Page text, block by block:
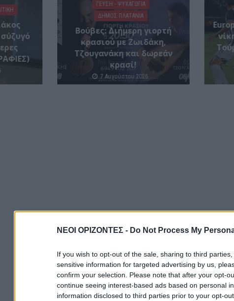
ΝΕΟΙ ΟΡΙΖΟΝΤΕΣ - Do Not Process My
If you wish to opt-out of the sale, sharing to third
sensitive information for targeted advertising by us,
confirm your selection. Please note that after your opt-
continue seeing interest-based ads based on personal
information disclosed to third parties prior to your opt-
ΓΕΎΣΗ - ΨΥΧΑΓΩΓΊΑ
ΔΉΜΟΣ ΠΛΑΤΑΝΙΆ
Βούβες: Διήμερη γιορτή
κρασιού με Ζωιδάκη,
Τζουγανάκη και δωρεάν
κρασί!
7 Αυγούστου 2026